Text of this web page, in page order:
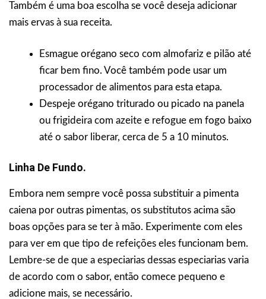
Também é uma boa escolha se você deseja adicionar
mais ervas à sua receita.
Esmague orégano seco com almofariz e pilão até
ficar bem fino. Você também pode usar um
processador de alimentos para esta etapa.
Despeje orégano triturado ou picado na panela
ou frigideira com azeite e refogue em fogo baixo
até o sabor liberar, cerca de 5 a 10 minutos.
Linha De Fundo.
Embora nem sempre você possa substituir a pimenta
caiena por outras pimentas, os substitutos acima são
boas opções para se ter à mão. Experimente com eles
para ver em que tipo de refeições eles funcionam bem.
Lembre-se de que a especiarias dessas especiarias varia
de acordo com o sabor, então comece pequeno e
adicione mais, se necessário.